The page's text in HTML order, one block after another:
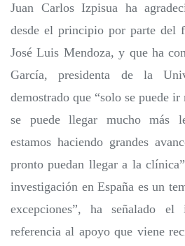
Juan Carlos Izpisua ha
desde el principio por parte del
José Luis Mendoza, y que ha
García, presidenta de la
demostrado que “solo se puede
se puede llegar mucho más
estamos haciendo grandes
pronto puedan llegar a la
investigación en España es un
excepciones”, ha señalado el
referencia al apoyo que viene